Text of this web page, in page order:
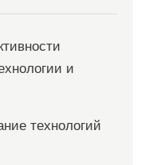
и
технологий